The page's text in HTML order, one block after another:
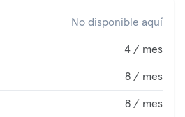
No disponible aquí
4 / mes
8 / mes
8 / mes